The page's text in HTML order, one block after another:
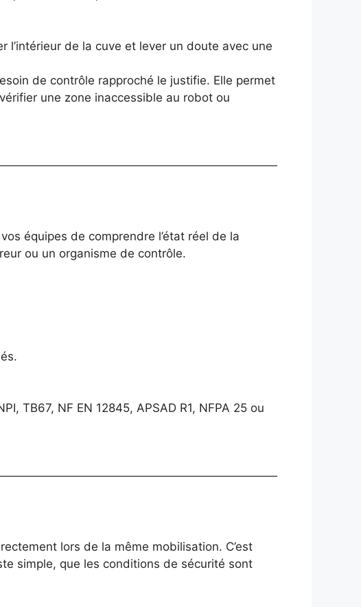
l’intérieur de la cuve et lever un doute avec une
de contrôle rapproché le justifie. Elle permet
une zone inaccessible au robot ou
équipes de comprendre l’état réel de la
ou un organisme de contrôle.
TB67, NF EN 12845, APSAD R1, NFPA 25 ou
lors de la même mobilisation. C’est
simple, que les conditions de sécurité sont